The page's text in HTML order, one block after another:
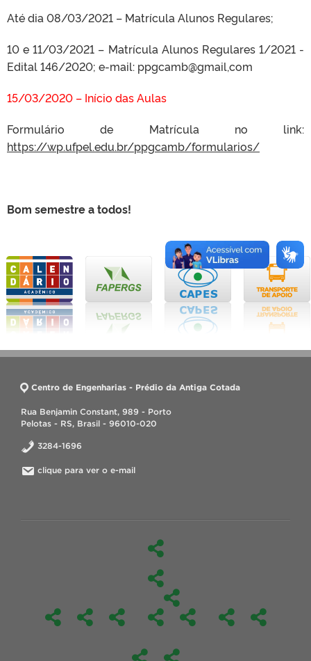
Até dia 08/03/2021 – Matrícula Alunos Regulares;
10 e 11/03/2021 – Matrícula Alunos Regulares 1/2021 -
Edital 146/2020; e-mail: ppgcamb@gmail,com
15/03/2020 – Início das Aulas
Formulário de Matrícula no link:
https://wp.ufpel.edu.br/ppgcamb/formularios/
Bom semestre a todos!
Centro de Engenharias - Prédio da Antiga Cotada
Rua Benjamin Constant, 989 - Porto
Pelotas - RS, Brasil - 96010-020
3284-1696
clique para ver o e-mail